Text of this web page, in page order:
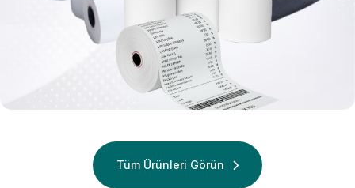
Termal RuloTüm Ürünleri Görün